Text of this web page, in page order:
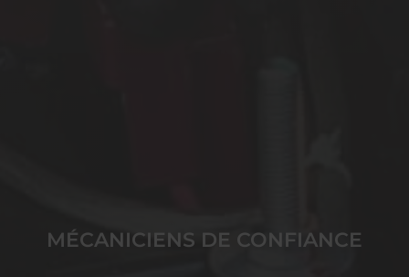
MÉCANICIENS DE CONFIANCE